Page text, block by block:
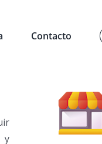
Contacto
y